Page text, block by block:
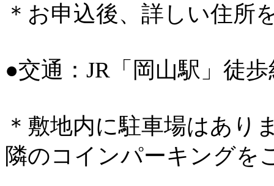
＊お申込後、詳しい住所
●交通：JR「岡山駅」徒
＊敷地内に駐車場はあり
隣のコインパーキングを